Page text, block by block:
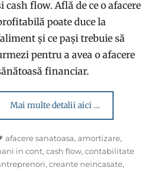
cash flow. Află de ce o afacere
poate duce la
și ce pași trebuie să
pentru a avea o afacere
financiar.
Mai multe detalii aici …
afacere sanatoasa,amortizare,
in cont,cash flow,contabilitate
,creante neincasate,